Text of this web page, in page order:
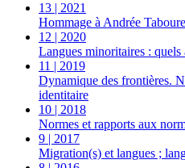
13 | 2021
Hommage à Andrée
12 | 2020
Langues minoritaires :
11 | 2019
Dynamique des frontières.
identitaire
10 | 2018
Normes et rapports aux
9 | 2017
Migration(s) et langues ;